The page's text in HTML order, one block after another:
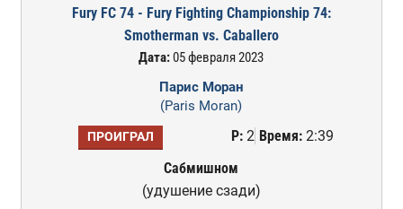
Fury FC 74 - Fury Fighting Championship 74:
Smotherman vs. Caballero
Дата:05 февраля 2023
Парис Моран
(Paris Moran)
ПРОИГРАЛ Р:2 Время:2:39
Сабмишном
(удушение сзади)